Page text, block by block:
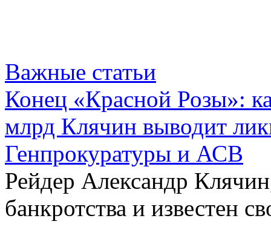
Важные статьи
Конец «Красной Розы»:
млрд Клячин выводит
Генпрокуратуры и АСВ
Рейдер Александр
банкротства и известен